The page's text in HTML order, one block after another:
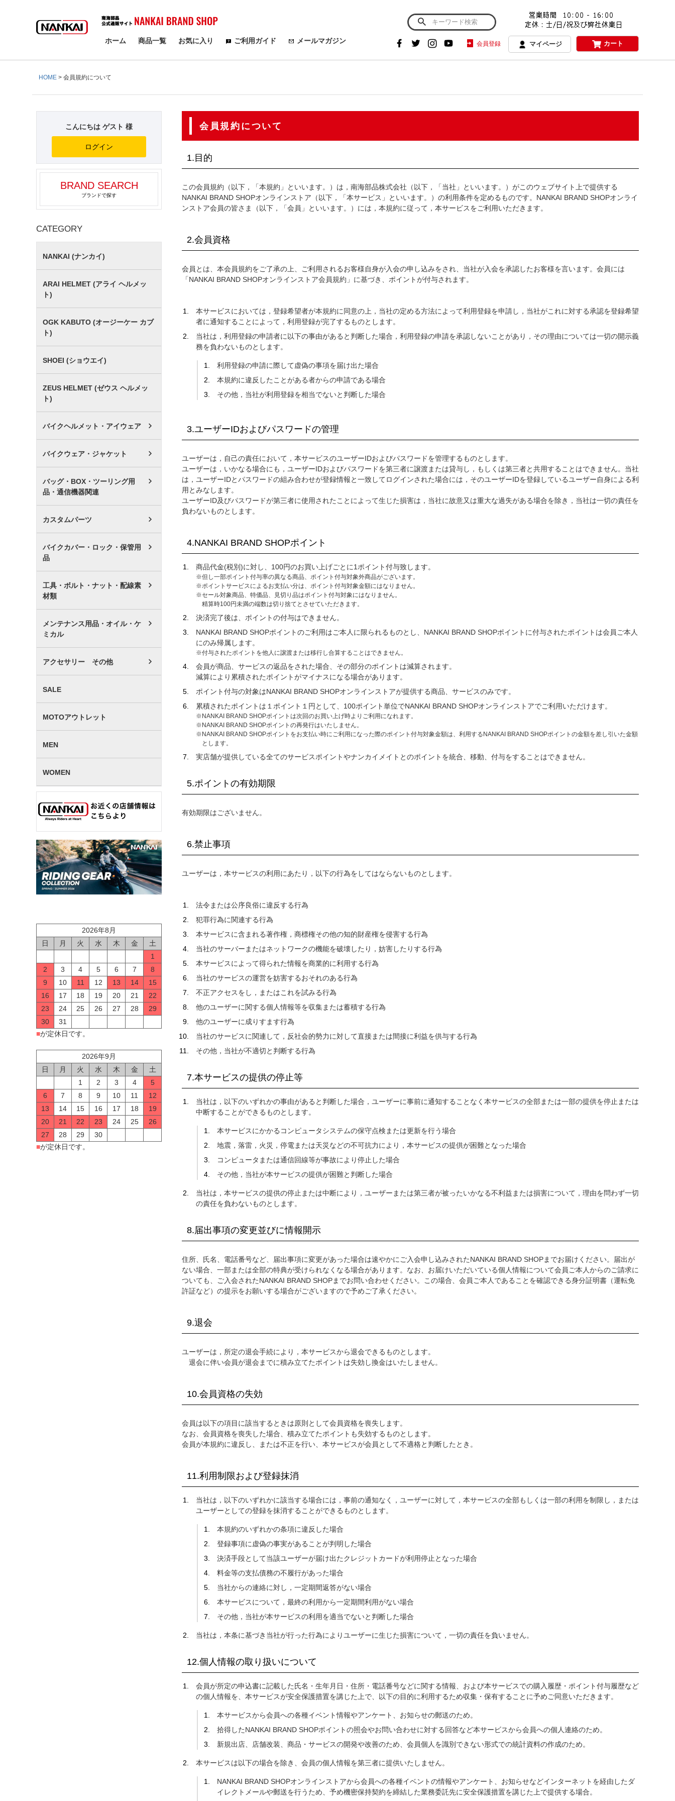
検索
ホーム 商品一覧 お気に入り ご利用ガイド メールマガジン 会員登録 マイページ カート
HOME 会員規約について
こんにちは ゲスト 様
ログイン
BRAND SEARCH
ブランドで探す
CATEGORY
NANKAI (ナンカイ)
ARAI HELMET (アライ ヘルメッ
ト)
OGK KABUTO (オージーケー カブ
ト)
SHOEI (ショウエイ)
ZEUS HELMET (ゼウス ヘルメッ
ト)
バイクヘルメット・アイウェア
バイクウェア・ジャケット
バッグ・BOX・ツーリング用
品・通信機器関連
カスタムパーツ
バイクカバー・ロック・保管用
品
工具・ボルト・ナット・配線素
材類
メンテナンス用品・オイル・ケ
ミカル
アクセサリー その他
SALE
MOTOアウトレット
MEN
WOMEN
2026年8月
日
月 火 水 木 金
土
1
2
3 4 5 6 7
8
9
10 11 12 13 14
15
16
17 18 19 20 21
22
23
24 25 26 27 28
29
30
31
■が定休日です。
2026年9月
日
月 火 水 木 金
土
1
2 3 4
5
6
7 8 9 10 11
12
13
14 15 16 17 18
19
20
21 22 23 24 25
26
27
28 29
30
■が定休日です。
会員規約について
1.目的
この会員規約（以下，「本規約」といいます。）は，南海部品株式会社（以下，「当社」といいます。）がこのウェブサイト上で提供する
NANKAI BRAND SHOPオンラインストア（以下，「本サービス」といいます。）の利用条件を定めるものです。NANKAI BRAND SHOPオンライ
ンストア会員の皆さま（以下，「会員」といいます。）には，本規約に従って，本サービスをご利用いただきます。
2.会員資格
会員とは、本会員規約をご了承の上、ご利用されるお客様自身が入会の申し込みをされ、当社が入会を承認したお客様を言います。会員には
「NANKAI BRAND SHOPオンラインストア会員規約」に基づき、ポイントが付与されます。
本サービスにおいては，登録希望者が本規約に同意の上，当社の定める方法によって利用登録を申請し，当社がこれに対する承認を登録希望
者に通知することによって，利用登録が完了するものとします。
当社は，利用登録の申請者に以下の事由があると判断した場合，利用登録の申請を承認しないことがあり，その理由については一切の開示義
務を負わないものとします。
利用登録の申請に際して虚偽の事項を届け出た場合
本規約に違反したことがある者からの申請である場合
その他，当社が利用登録を相当でないと判断した場合
3.ユーザーIDおよびパスワードの管理
ユーザーは，自己の責任において，本サービスのユーザーIDおよびパスワードを管理するものとします。
ユーザーは，いかなる場合にも，ユーザーIDおよびパスワードを第三者に譲渡または貸与し，もしくは第三者と共用することはできません。当社
は，ユーザーIDとパスワードの組み合わせが登録情報と一致してログインされた場合には，そのユーザーIDを登録しているユーザー自身による利
用とみなします。
ユーザーID及びパスワードが第三者に使用されたことによって生じた損害は，当社に故意又は重大な過失がある場合を除き，当社は一切の責任を
負わないものとします。
4.NANKAI BRAND SHOPポイント
商品代金(税別)に対し、100円のお買い上げごとに1ポイント付与致します。
但し一部ポイント付与率の異なる商品、ポイント付与対象外商品がございます。
ポイントサービスによるお支払い分は、ポイント付与対象金額にはなりません。
セール対象商品、特価品、見切り品はポイント付与対象にはなりません。
精算時100円未満の端数は切り捨てとさせていただきます。
決済完了後は、ポイントの付与はできません。
NANKAI BRAND SHOPポイントのご利用はご本人に限られるものとし、NANKAI BRAND SHOPポイントに付与されたポイントは会員ご本人
にのみ帰属します。
付与されたポイントを他人に譲渡または移行し合算することはできません。
会員が商品、サービスの返品をされた場合、その部分のポイントは減算されます。
減算により累積されたポイントがマイナスになる場合があります。
ポイント付与の対象はNANKAI BRAND SHOPオンラインストアが提供する商品、サービスのみです。
累積されたポイントは１ポイント１円として、100ポイント単位でNANKAI BRAND SHOPオンラインストアでご利用いただけます。
NANKAI BRAND SHOPポイントは次回のお買い上げ時よりご利用になれます。
NANKAI BRAND SHOPポイントの再発行はいたしません。
NANKAI BRAND SHOPポイントをお支払い時にご利用になった際のポイント付与対象金額は、利用するNANKAI BRAND SHOPポイントの金額を差し引いた金額
とします。
実店舗が提供している全てのサービスポイントやナンカイメイトとのポイントを統合、移動、付与をすることはできません。
5.ポイントの有効期限
有効期限はございません。
6.禁止事項
ユーザーは，本サービスの利用にあたり，以下の行為をしてはならないものとします。
法令または公序良俗に違反する行為
犯罪行為に関連する行為
本サービスに含まれる著作権，商標権その他の知的財産権を侵害する行為
当社のサーバーまたはネットワークの機能を破壊したり，妨害したりする行為
本サービスによって得られた情報を商業的に利用する行為
当社のサービスの運営を妨害するおそれのある行為
不正アクセスをし，またはこれを試みる行為
他のユーザーに関する個人情報等を収集または蓄積する行為
他のユーザーに成りすます行為
当社のサービスに関連して，反社会的勢力に対して直接または間接に利益を供与する行為
その他，当社が不適切と判断する行為
7.本サービスの提供の停止等
当社は，以下のいずれかの事由があると判断した場合，ユーザーに事前に通知することなく本サービスの全部または一部の提供を停止または
中断することができるものとします。
本サービスにかかるコンピュータシステムの保守点検または更新を行う場合
地震，落雷，火災，停電または天災などの不可抗力により，本サービスの提供が困難となった場合
コンピュータまたは通信回線等が事故により停止した場合
その他，当社が本サービスの提供が困難と判断した場合
当社は，本サービスの提供の停止または中断により，ユーザーまたは第三者が被ったいかなる不利益または損害について，理由を問わず一切
の責任を負わないものとします。
8.届出事項の変更並びに情報開示
住所、氏名、電話番号など、届出事項に変更があった場合は速やかにご入会申し込みされたNANKAI BRAND SHOPまでお届けください。届出が
ない場合、一部または全部の特典が受けられなくなる場合があります。なお、お届けいただいている個人情報について会員ご本人からのご請求に
ついても、ご入会されたNANKAI BRAND SHOPまでお問い合わせください。この場合、会員ご本人であることを確認できる身分証明書（運転免
許証など）の提示をお願いする場合がございますので予めご了承ください。
9.退会
ユーザーは，所定の退会手続により，本サービスから退会できるものとします。
退会に伴い会員が退会までに積み立てたポイントは失効し換金はいたしません。
10.会員資格の失効
会員は以下の項目に該当するときは原則として会員資格を喪失します。
なお、会員資格を喪失した場合、積み立てたポイントも失効するものとします。
会員が本規約に違反し、または不正を行い、本サービスが会員として不適格と判断したとき。
11.利用制限および登録抹消
当社は，以下のいずれかに該当する場合には，事前の通知なく，ユーザーに対して，本サービスの全部もしくは一部の利用を制限し，または
ユーザーとしての登録を抹消することができるものとします。
本規約のいずれかの条項に違反した場合
登録事項に虚偽の事実があることが判明した場合
決済手段として当該ユーザーが届け出たクレジットカードが利用停止となった場合
料金等の支払債務の不履行があった場合
当社からの連絡に対し，一定期間返答がない場合
本サービスについて，最終の利用から一定期間利用がない場合
その他，当社が本サービスの利用を適当でないと判断した場合
当社は，本条に基づき当社が行った行為によりユーザーに生じた損害について，一切の責任を負いません。
12.個人情報の取り扱いについて
会員が所定の申込書に記載した氏名・生年月日・住所・電話番号などに関する情報、および本サービスでの購入履歴・ポイント付与履歴など
の個人情報を、本サービスが安全保護措置を講じた上で、以下の目的に利用するため収集・保有することに予めご同意いただきます。
本サービスから会員への各種イベント情報やアンケート、お知らせの郵送のため。
拾得したNANKAI BRAND SHOPポイントの照会やお問い合わせに対する回答など本サービスから会員への個人連絡のため。
新規出店、店舗改装、商品・サービスの開発や改善のため、会員個人を識別できない形式での統計資料の作成のため。
本サービスは以下の場合を除き、会員の個人情報を第三者に提供いたしません。
NANKAI BRAND SHOPオンラインストアから会員への各種イベントの情報やアンケート、お知らせなどインターネットを経由したダ
イレクトメールや郵送を行うため、予め機密保持契約を締結した業務委託先に安全保護措置を講じた上で提供する場合。